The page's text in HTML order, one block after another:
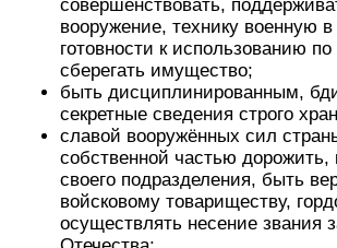
совершенствовать,
вооружение, технику военную
готовности к использованию
сберегать имущество;
быть дисциплинированным,
секретные сведения строго
славой вооружённых сил
собственной частью дорожить,
своего подразделения, быть
войсковому товариществу,
осуществлять несение звания